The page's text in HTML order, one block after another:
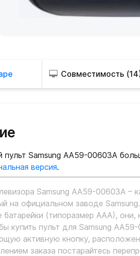
Совместимость
пульт Samsung AA59-00603A
версия.
Samsung AA59-00603A –
на официальном заводе
батарейки (типоразмер ААА),
купить пульт для Samsung
активную кнопку,
заказа постарайтесь